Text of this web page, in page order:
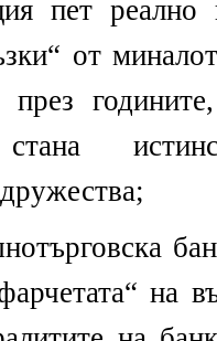
пет реално
от
през